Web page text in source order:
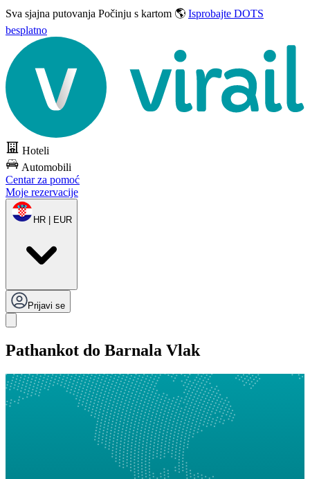
Sva sjajna putovanja Počinju s kartom 🌎 Isprobajte DOTS
besplatno
Hoteli
Automobili
Centar za pomoć
Moje rezervacije
HR | EUR
Prijavi se
Pathankot do Barnala Vlak